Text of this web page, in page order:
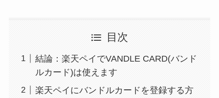
目次
結論：楽天ペイでVANDLE CARD(バンド
ルカード)は使えます
楽天ペイにバンドルカードを登録する方